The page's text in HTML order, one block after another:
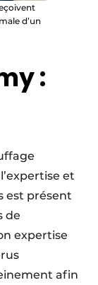
d’un
:
et
est présent
de
expertise
afin